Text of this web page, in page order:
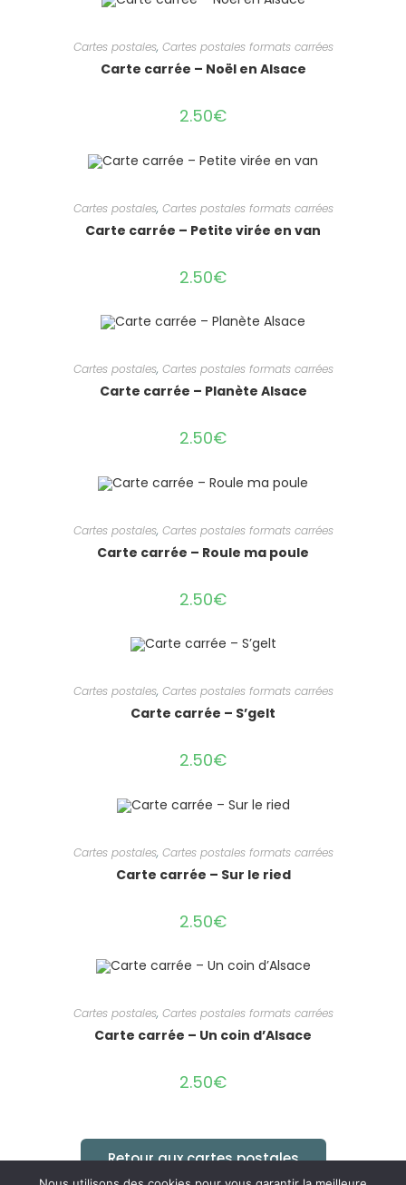
Cartes postales, Cartes postales formats carrées
Carte carrée – Noël en Alsace
2.50€
Cartes postales, Cartes postales formats carrées
Carte carrée – Petite virée en van
2.50€
Cartes postales, Cartes postales formats carrées
Carte carrée – Planète Alsace
2.50€
Cartes postales, Cartes postales formats carrées
Carte carrée – Roule ma poule
2.50€
Cartes postales, Cartes postales formats carrées
Carte carrée – S’gelt
2.50€
Cartes postales, Cartes postales formats carrées
Carte carrée – Sur le ried
2.50€
Cartes postales, Cartes postales formats carrées
Carte carrée – Un coin d’Alsace
2.50€
Retour aux cartes postales